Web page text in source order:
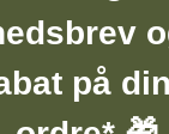
hunde, men er
at tilføre mere kød i
på